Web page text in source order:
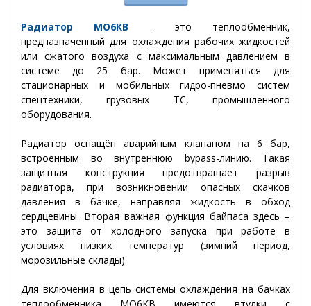
Радиатор МО6КВ
– это теплообменник,
предназначенный для охлаждения рабочих жидкостей
или сжатого воздуха с максимальным давлением в
системе до 25 бар. Может применяться для
стационарных и мобильных гидро-пневмо систем
спецтехники, грузовых ТС, промышленного
оборудования.
Радиатор оснащён аварийным клапаном на 6 бар,
встроенным во внутреннюю bypass-линию. Такая
защитная конструкция предотвращает разрыв
радиатора, при возникновении опасных скачков
давления в бачке, направляя жидкость в обход
сердцевины. Вторая важная функция байпаса здесь –
это защита от холодного запуска при работе в
условиях низких температур (зимний период,
морозильные склады).
Для включения в цепь системы охлаждения на бачках